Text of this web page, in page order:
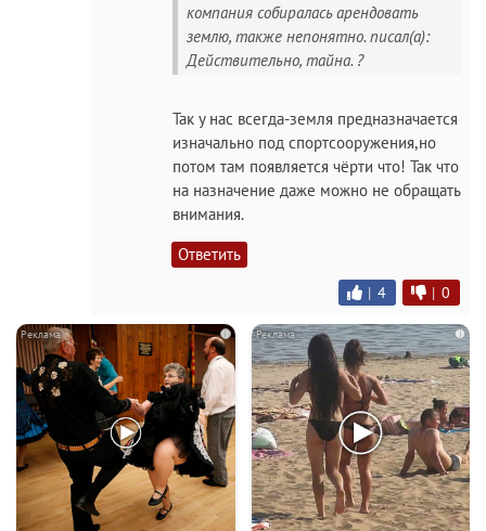
компания собиралась арендовать
землю, также непонятно. писал(а):
Действительно, тайна. ?
Так у нас всегда-земля предназначается
изначально под спортсооружения,но
потом там появляется чёрти что! Так что
на назначение даже можно не обращать
внимания.
Ответить
| 4 | 0
i i